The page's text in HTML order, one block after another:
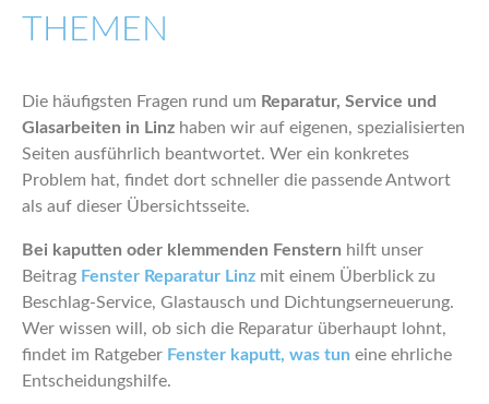
THEMEN
Die häufigsten Fragen rund um Reparatur, Service und
Glasarbeiten in Linz haben wir auf eigenen, spezialisierten
Seiten ausführlich beantwortet. Wer ein konkretes
Problem hat, findet dort schneller die passende Antwort
als auf dieser Übersichtsseite.
Bei kaputten oder klemmenden Fenstern hilft unser
Beitrag Fenster Reparatur Linz mit einem Überblick zu
Beschlag-Service, Glastausch und Dichtungserneuerung.
Wer wissen will, ob sich die Reparatur überhaupt lohnt,
findet im Ratgeber Fenster kaputt, was tun eine ehrliche
Entscheidungshilfe.